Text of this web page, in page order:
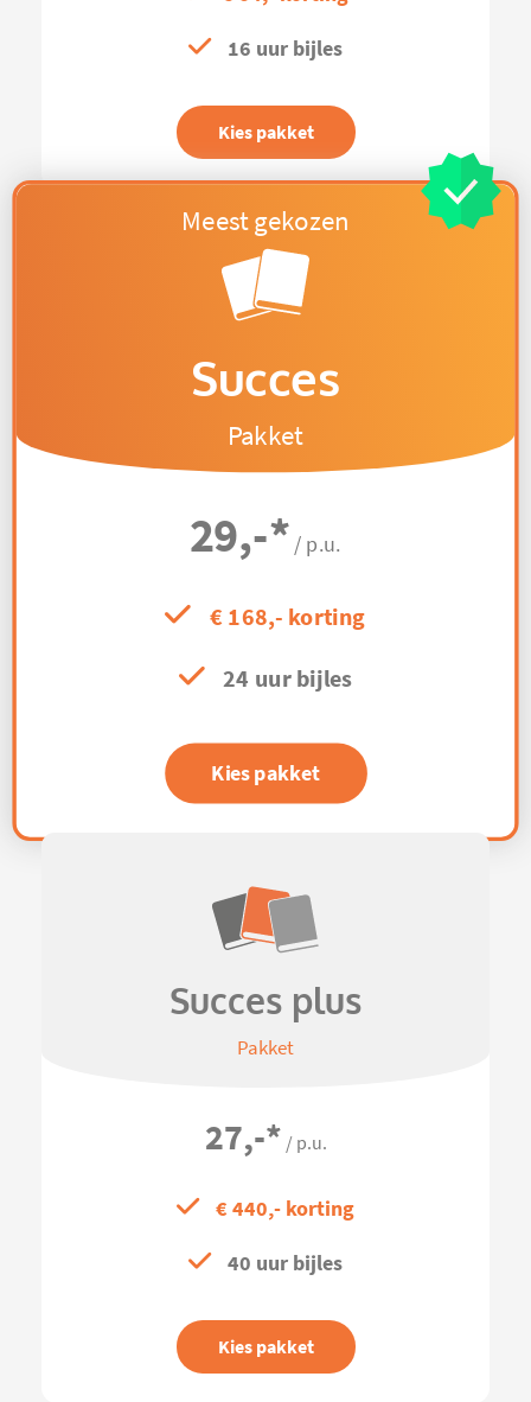
16 uur bijles
Kies pakket
Succes
Pakket
29,-* / p.u.
€ 168,- korting
24 uur bijles
Kies pakket
Succes plus
Pakket
27,-* / p.u.
€ 440,- korting
40 uur bijles
Kies pakket